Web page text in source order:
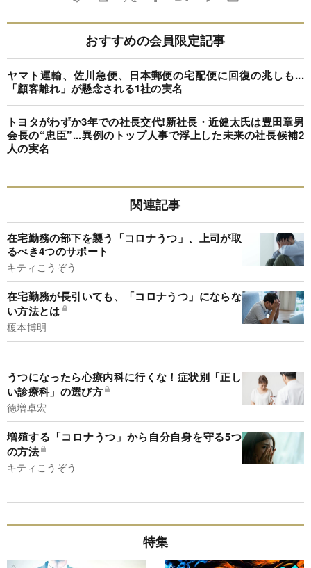
おすすめの会員限定記事
ヤマト運輸、佐川急便、日本郵便の宅配便に回復の兆しも...
「顧客離れ」が懸念される1社の実名
トヨタがわずか3年での社長交代!新社長・近健太氏は豊田章男
会長の“忠臣”...異例のトップ人事で浮上した未来の社長候補2
人の実名
関連記事
在宅勤務の部下を襲う「コロナうつ」、上司が取
るべき4つのサポート
キティこうぞう
在宅勤務が長引いても、「コロナうつ」にならな
い方法とは
榎本博明
うつになったら心療内科に行くな！症状別「正し
い診療科」の選び方
徳増卓宏
増殖する「コロナうつ」から自分自身を守る5つ
の方法
キティこうぞう
特集